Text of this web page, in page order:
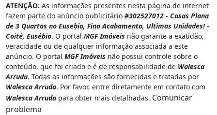
ATENÇÃO: As informações presentes nesta página de internet
fazem parte do anúncio publicitário #302527012 - Casas Plana
de 3 Quartos no Eusebio, Fino Acabamento, Ultimas Unidades! -
Coité, Eusébio. O portal MGF Imóveis não garante a exatidão,
veracidade ou de qualquer informação associada a este
anúncio. O portal MGF Imóveis não possui controle sobre o
conteúdo, que foi criado e é de responsabilidade de Walesca
Arruda. Todas as informações são fornecidas e tratadas por
Walesca Arruda. Por favor, entre diretamente em contato com
Walesca Arruda para obter mais detalhadas. Comunicar
problema